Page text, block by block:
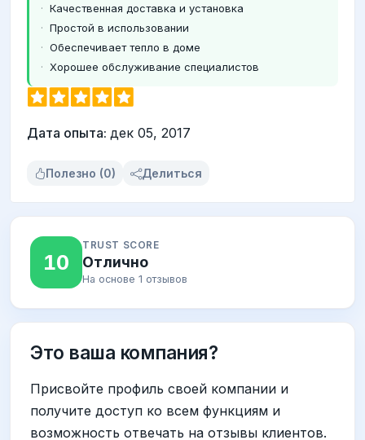
Качественная доставка и установка
Простой в использовании
Обеспечивает тепло в доме
Хорошее обслуживание специалистов
Дата опыта: дек 05, 2017
Полезно (0) Делиться
10
TRUST SCORE
Отлично
На основе 1 отзывов
Это ваша компания?
Присвойте профиль своей компании и
получите доступ ко всем функциям и
возможность отвечать на отзывы клиентов.